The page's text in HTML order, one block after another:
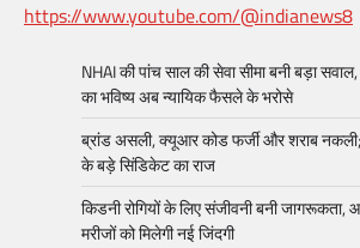
https://www.youtube.com/@indianews8
NHAI की पांच साल की सेवा सीमा बनी बड़ा
का भविष्य अब न्यायिक फैसले के भरोसे
ब्रांड असली, क्यूआर कोड फर्जी और शराब
के बड़े सिंडिकेट का राज
किडनी रोगियों के लिए संजीवनी बनी जागरूकता,
मरीजों को मिलेगी नई जिंदगी